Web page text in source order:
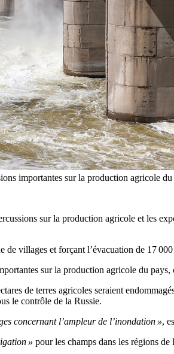
importantes sur la production agricole
sur la production agricole et les
villages et forçant l’évacuation de 17 000
sur la production agricole du
de terres agricoles seraient
le contrôle de la Russie.
concernant l’ampleur de l’inondation »,
» pour les champs dans les régions